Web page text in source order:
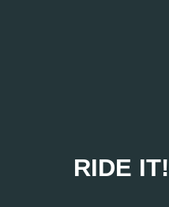
RIDE